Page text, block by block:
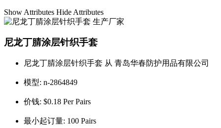
Show Attributes Hide Attributes
尼龙丁腈涂层针织手套
尼龙丁腈涂层针织手套 从 青岛华春防护用品有限公司
模型: n-2864849
价钱: $0.18 Per Pairs
最小起订量: 100 Pairs